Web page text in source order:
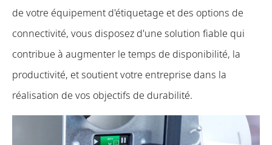
de votre équipement d'étiquetage et des options de
connectivité, vous disposez d'une solution fiable qui
contribue à augmenter le temps de disponibilité, la
productivité, et soutient votre entreprise dans la
réalisation de vos objectifs de durabilité.